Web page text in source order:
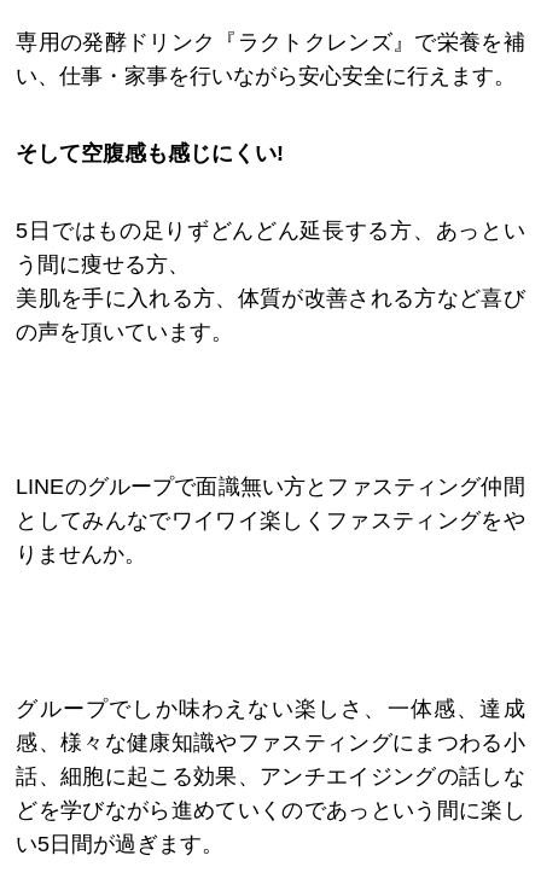
専用の発酵ドリンク『ラクトクレンズ』で栄養を補
い、仕事・家事を行いながら安心安全に行えます。
そして空腹感も感じにくい!
5日ではもの足りずどんどん延長する方、あっとい
う間に痩せる方、
美肌を手に入れる方、体質が改善される方など喜び
の声を頂いています。
LINEのグループで面識無い方とファスティング仲間
としてみんなでワイワイ楽しくファスティングをや
りませんか。
グループでしか味わえない楽しさ、一体感、達成
感、様々な健康知識やファスティングにまつわる小
話、細胞に起こる効果、アンチエイジングの話しな
どを学びながら進めていくのであっという間に楽し
い5日間が過ぎます。